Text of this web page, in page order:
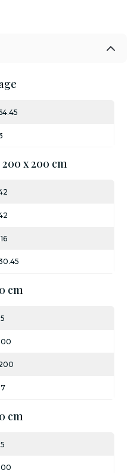
x 200 cm
cm
cm